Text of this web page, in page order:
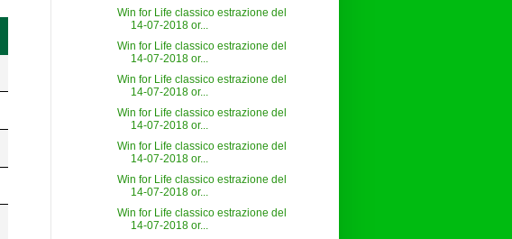
Win for Life classico estrazione del
14-07-2018 or...
Win for Life classico estrazione del
14-07-2018 or...
Win for Life classico estrazione del
14-07-2018 or...
Win for Life classico estrazione del
14-07-2018 or...
Win for Life classico estrazione del
14-07-2018 or...
Win for Life classico estrazione del
14-07-2018 or...
Win for Life classico estrazione del
14-07-2018 or...